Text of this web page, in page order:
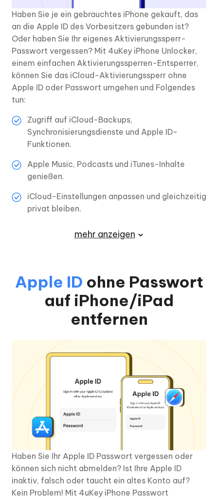
Haben Sie je ein gebrauchtes iPhone gekauft, das
an die Apple ID des Vorbesitzers gebunden ist?
Oder haben Sie Ihr eigenes Aktivierungssperr-
Passwort vergessen? Mit 4uKey iPhone Unlocker,
einem einfachen Aktivierungssperren-Entsperrer,
können Sie das iCloud-Aktivierungssperr ohne
Apple ID oder Passwort umgehen und Folgendes
tun:
Zugriff auf iCloud-Backups,
Synchronisierungsdienste und Apple ID-
Funktionen.
Apple Music, Podcasts und iTunes-Inhalte
genießen.
iCloud-Einstellungen anpassen und gleichzeitig
privat bleiben.
mehr anzeigen
Apple ID ohne Passwort
auf iPhone/iPad
entfernen
Haben Sie Ihr Apple ID Passwort vergessen oder
können sich nicht abmelden? Ist Ihre Apple ID
inaktiv, falsch oder taucht ein altes Konto auf?
Kein Problem! Mit 4uKey iPhone Passwort